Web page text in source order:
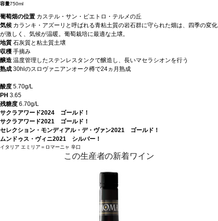
容量750ml
葡萄畑の位置 カステル・サン・ピエトロ・テルメの丘
気候 カランキ・アズーリと呼ばれる青粘土質の岩石群に守られた畑は、四季の変化
が激しく、気候が温暖。葡萄栽培に最適な土壌。
地質 石灰質と粘土質土壌
収穫 手摘み
醸造 温度管理したステンレスタンクで醸造し、長いマセラシオンを行う
熟成 30hlのスロヴァニアンオーク樽で24ヵ月熟成
酸度 5.70g/L
PH 3.65
残糖度 6.70g/L
サクラアワード2024 ゴールド！
サクラアワード2021 ゴールド！
セレクション・モンディアル・デ・ヴァン2021 ゴールド！
ムンドゥス・ヴィニ2021 シルバー！
イタリア エミリア＝ロマーニャ 辛口
この生産者の新着ワイン